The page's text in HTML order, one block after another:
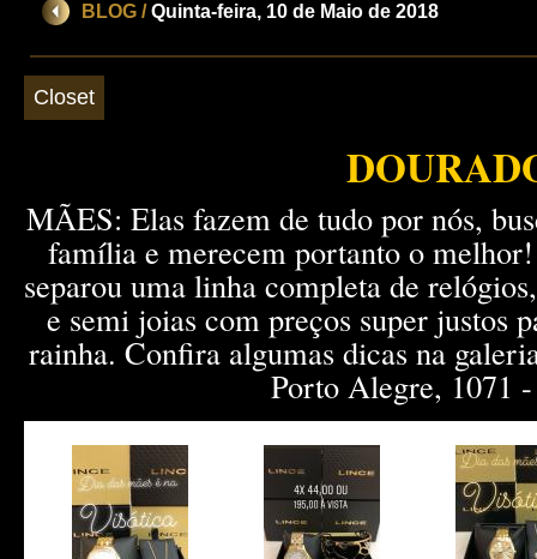
BLOG /Quinta-feira, 10 de Maio de 2018
Closet
MÃES: Elas fazem de tudo por nós,
família e merecem portanto o
separou uma linha completa de
e semi joias com preços super justos
rainha. Confira algumas dicas na
Porto Alegre, 1071